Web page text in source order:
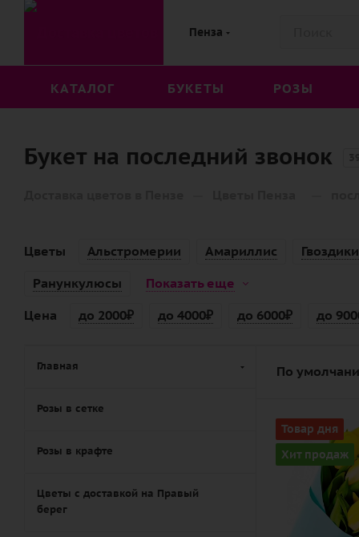
Пенза
КАТАЛОГ БУКЕТЫ РОЗЫ
Букет на последний звонок
Цветы Альстромерии Амариллис Гвоздики
Ранункулюсы
Показать еще
Цена
до 2000₽ до 4000₽ до 6000₽ до
По
Товар дня
Хит продаж
Количество
9
желтый
Описание
Главная
Розы в сетке
Розы в крафте
Цветы с доставкой на Правый
берег